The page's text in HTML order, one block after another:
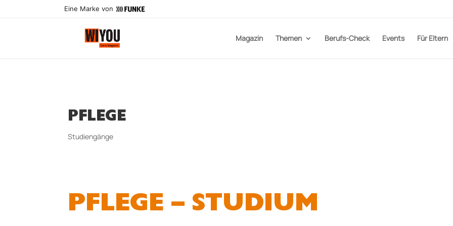
Eine Marke von
Magazin Themen Berufs-Check Events Für Eltern
PFLEGE
Studiengänge
PFLEGE – STUDIUM